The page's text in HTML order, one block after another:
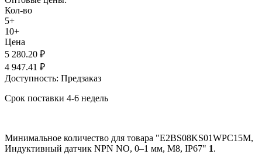
Кол-во
5+
10+
Цена
5 280.20 ₽
4 947.41 ₽
Доступность: Предзаказ
Срок поставки 4-6 недель
Минимальное количество для товара "E2BS08KS01WPC15M,
Индуктивный датчик NPN NO, 0–1 мм, M8, IP67" 1.